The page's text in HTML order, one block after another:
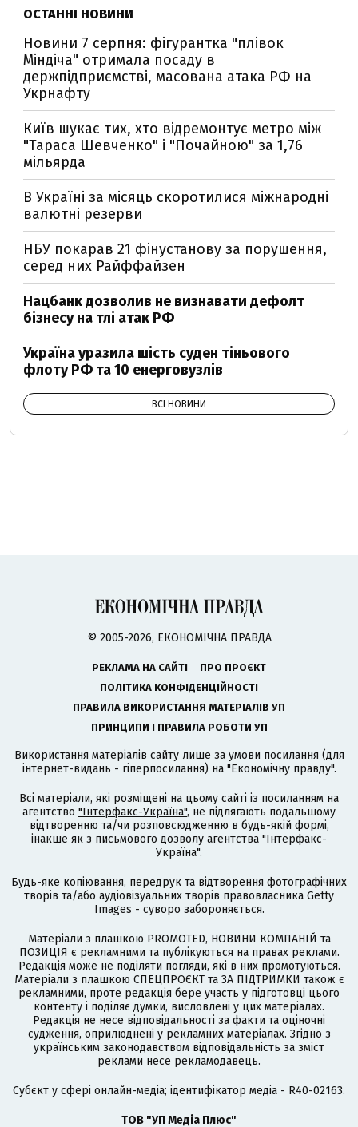
ОСТАННІ НОВИНИ
Новини 7 серпня: фігурантка "плівок
Міндіча" отримала посаду в
держпідприємстві, масована атака РФ на
Укрнафту
Київ шукає тих, хто відремонтує метро між
"Тараса Шевченко" і "Почайною" за 1,76
мільярда
В Україні за місяць скоротилися міжнародні
валютні резерви
НБУ покарав 21 фінустанову за порушення,
серед них Райффайзен
Нацбанк дозволив не визнавати дефолт
бізнесу на тлі атак РФ
Україна уразила шість суден тіньового
флоту РФ та 10 енерговузлів
ВСІ НОВИНИ
© 2005-2026, ЕКОНОМІЧНА ПРАВДА
РЕКЛАМА НА САЙТІ
ПРО ПРОЄКТ
ПОЛІТИКА КОНФІДЕНЦІЙНОСТІ
ПРАВИЛА ВИКОРИСТАННЯ МАТЕРІАЛІВ УП
ПРИНЦИПИ І ПРАВИЛА РОБОТИ УП
Використання матеріалів сайту лише за умови посилання (для
інтернет-видань - гіперпосилання) на "Економічну правду".
Всі матеріали, які розміщені на цьому сайті із посиланням на
агентство "Інтерфакс-Україна", не підлягають подальшому
відтворенню та/чи розповсюдженню в будь-якій формі,
інакше як з письмового дозволу агентства "Інтерфакс-
Україна".
Будь-яке копіювання, передрук та відтворення фотографічних
творів та/або аудіовізуальних творів правовласника Getty
Images - суворо забороняється.
Матеріали з плашкою PROMOTED, НОВИНИ КОМПАНІЙ та
ПОЗИЦІЯ є рекламними та публікуються на правах реклами.
Редакція може не поділяти погляди, які в них промотуються.
Матеріали з плашкою СПЕЦПРОЄКТ та ЗА ПІДТРИМКИ також є
рекламними, проте редакція бере участь у підготовці цього
контенту і поділяє думки, висловлені у цих матеріалах.
Редакція не несе відповідальності за факти та оціночні
судження, оприлюднені у рекламних матеріалах. Згідно з
українським законодавством відповідальність за зміст
реклами несе рекламодавець.
Cубєкт у сфері онлайн-медіа; ідентифікатор медіа - R40-02163.
ТОВ "УП Медіа Плюс"